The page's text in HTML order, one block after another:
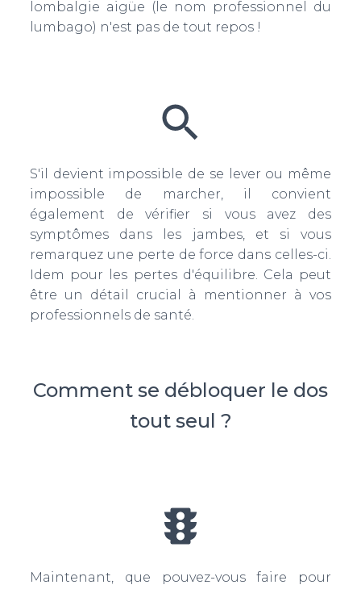
lombalgie aigüe (le nom professionnel du
lumbago) n'est pas de tout repos !
S'il devient impossible de se lever ou même
impossible de marcher, il convient
également de vérifier si vous avez des
symptômes dans les jambes, et si vous
remarquez une perte de force dans celles-ci.
Idem pour les pertes d'équilibre. Cela peut
être un détail crucial à mentionner à vos
professionnels de santé.
Comment se débloquer le dos
tout seul ?
Maintenant, que pouvez-vous faire pour